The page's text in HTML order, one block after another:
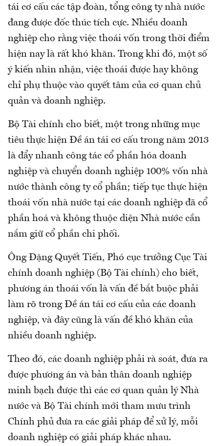
tái cơ cấu các tập đoàn, tổng công ty nhà nước
đang được đốc thúc tích cực. Nhiều doanh
nghiệp cho rằng việc thoái vốn trong thời điểm
hiện nay là rất khó khăn. Trong khi đó, một số
ý kiến nhìn nhận, việc thoái được hay không
chỉ phụ thuộc vào quyết tâm của cơ quan chủ
quản và doanh nghiệp.
Bộ Tài chính cho biết, một trong những mục
tiêu thực hiện Đề án tái cơ cấu trong năm 2013
là đẩy nhanh công tác cổ phần hóa doanh
nghiệp và chuyển doanh nghiệp 100% vốn nhà
nước thành công ty cổ phần; tiếp tục thực hiện
thoái vốn nhà nước tại các doanh nghiệp đã cổ
phần hoá và không thuộc diện Nhà nước cần
nắm giữ cổ phần chi phối.
Ông Đặng Quyết Tiến, Phó cục trưởng Cục Tài
chính doanh nghiệp (Bộ Tài chính) cho biết,
phương án thoái vốn là vấn đề bắt buộc phải
làm rõ trong Đề án tái cơ cấu của các doanh
nghiệp, và đây cũng là vấn đề khó khăn của
nhiều doanh nghiệp.
Theo đó, các doanh nghiệp phải rà soát, đưa ra
được phương án và bản thân doanh nghiệp
minh bạch được thì các cơ quan quản lý Nhà
nước và Bộ Tài chính mới tham mưu trình
Chính phủ đưa ra các giải pháp để xử lý, mỗi
doanh nghiệp có giải pháp khác nhau.